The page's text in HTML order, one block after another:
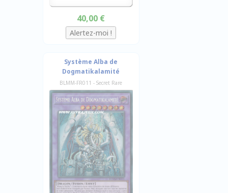
40,00 €
Système Alba de
Dogmatikalamité
BLMM-FR011 - Secret Rare